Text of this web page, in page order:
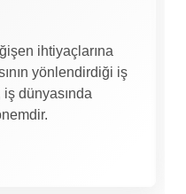
ihtiyaçlarına
yönlendirdiği iş
dünyasında